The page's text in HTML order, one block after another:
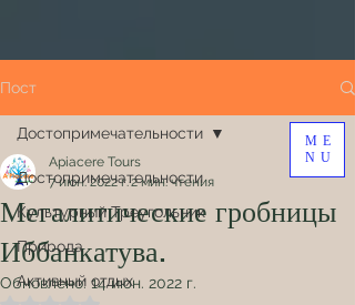
ME
NU
Пост
Достопримечательности
Культурный Треугольник
Природа
Активный отдых
Достопримечательности
Мегалитические гробницы
Иббанкатува.
Apiacere Tours
7 июн. 2022 г.2 мин. чтения
Обновлено: 14 июн. 2022 г.